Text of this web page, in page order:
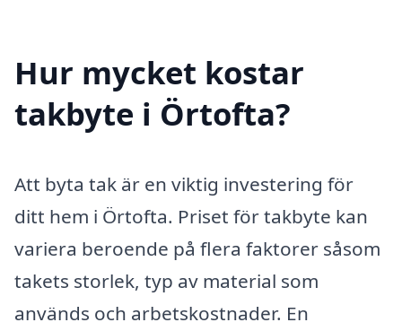
Hur mycket kostar
takbyte i Örtofta?
Att byta tak är en viktig investering för
ditt hem i Örtofta. Priset för takbyte kan
variera beroende på flera faktorer såsom
takets storlek, typ av material som
används och arbetskostnader. En